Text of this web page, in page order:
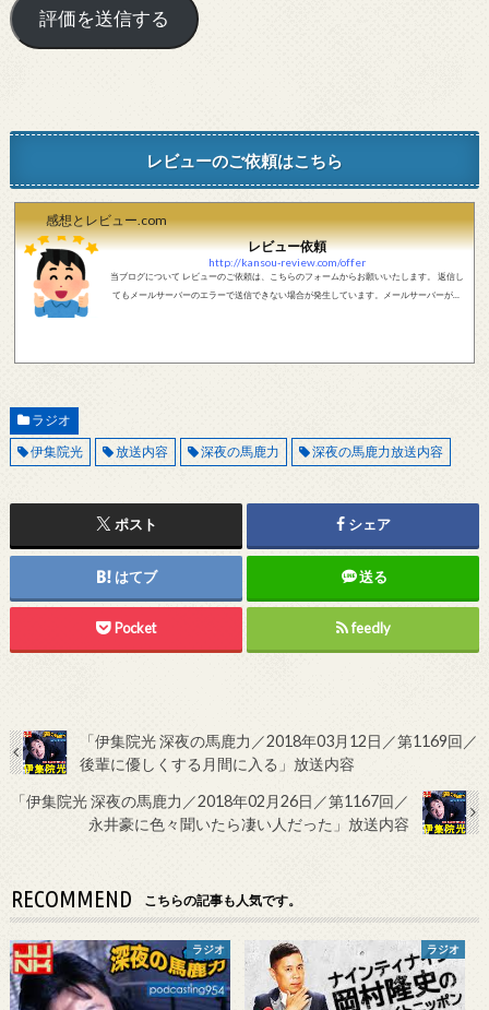
レビューのご依頼はこちら
感想とレビュー.com
レビュー依頼
http://kansou-review.com/offer
当ブログについて レビューのご依頼は、こちらのフォームからお願いいたします。 返信し
てもメールサーバーのエラーで送信できない場合が発生しています。メールサーバーが正
ラジオ
伊集院光
放送内容 深夜の馬鹿力 深夜の馬鹿力放送内容
ポスト シェア
はてブ 送る
Pocket feedly
「伊集院光 深夜の馬鹿力／2018年03月12日／第1169回／
後輩に優しくする月間に入る」放送内容
「伊集院光 深夜の馬鹿力／2018年02月26日／第1167回／
永井豪に色々聞いたら凄い人だった」放送内容
RECOMMEND こちらの記事も人気です。
ラジオ ラジオ